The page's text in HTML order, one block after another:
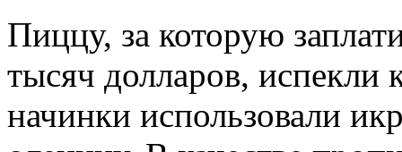
Пиццу, за которую
тысяч долларов,
начинки использовали